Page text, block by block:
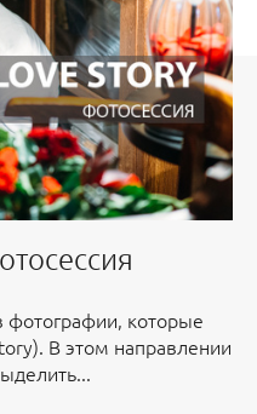
фотографии, которые
В этом направлении